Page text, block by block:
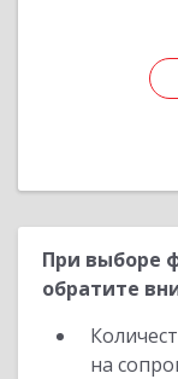
При выборе
обратите
на